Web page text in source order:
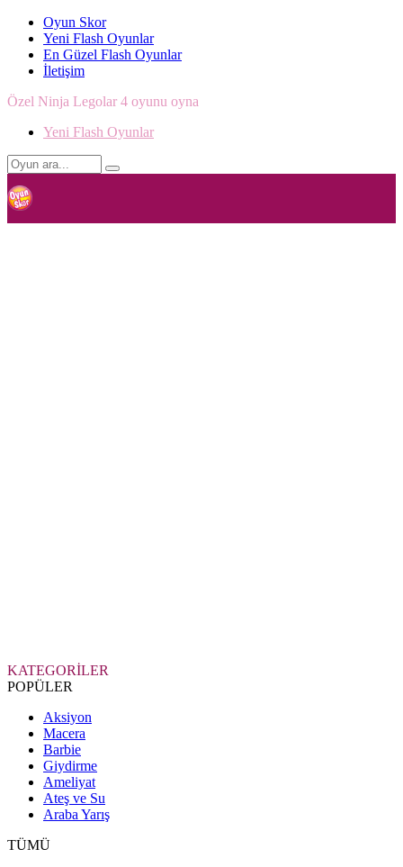
Oyun Skor
Yeni Flash Oyunlar
En Güzel Flash Oyunlar
İletişim
Özel Ninja Legolar 4 oyunu oyna
Yeni Flash Oyunlar
KATEGORİLER
POPÜLER
Aksiyon
Macera
Barbie
Giydirme
Ameliyat
Ateş ve Su
Araba Yarış
TÜMÜ